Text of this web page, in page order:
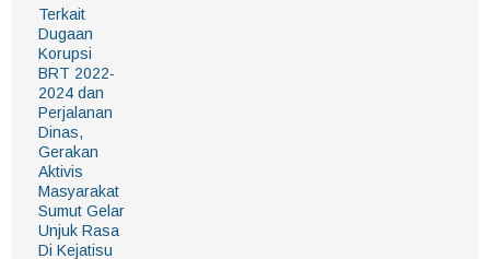
Terkait
Dugaan
Korupsi
BRT 2022-
2024 dan
Perjalanan
Dinas,
Gerakan
Aktivis
Masyarakat
Sumut Gelar
Unjuk Rasa
Di Kejatisu